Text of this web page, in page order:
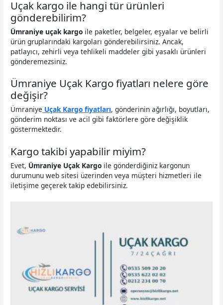
Uçak kargo ile hangi tür ürünleri
gönderebilirim?
Ümraniye uçak kargo ile paketler, belgeler, eşyalar ve belirli
ürün gruplarındaki kargoları gönderebilirsiniz. Ancak,
patlayıcı, zehirli veya tehlikeli maddeler gibi yasaklı ürünleri
gönderemezsiniz.
Ümraniye Uçak Kargo fiyatları nelere göre
değişir?
Ümraniye Uçak Kargo fiyatları, gönderinin ağırlığı, boyutları,
gönderim noktası ve acil gibi faktörlere göre değişiklik
göstermektedir.
Kargo takibi yapabilir miyim?
Evet, Ümraniye Uçak Kargo ile gönderdiğiniz kargonun
durumunu web sitesi üzerinden veya müşteri hizmetleri ile
iletişime geçerek takip edebilirsiniz.